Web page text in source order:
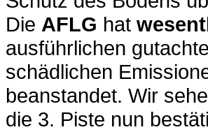
Die AFLG hat
ausführlichen
schädlichen
beanstandet. Wir
die 3. Piste nun